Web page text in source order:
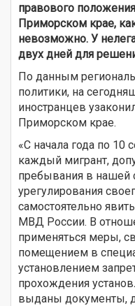
правового
Приморском крае,
невозможно. У
двух дней для
По данным
политики, на
иностранцев
Приморском крае.
«С начала года по 10
каждый мигрант,
пребывания в нашей
урегулирования
самостоятельно
МВД России. В
применяться меры,
помещением в
установлением
прохождения
выданы документы,